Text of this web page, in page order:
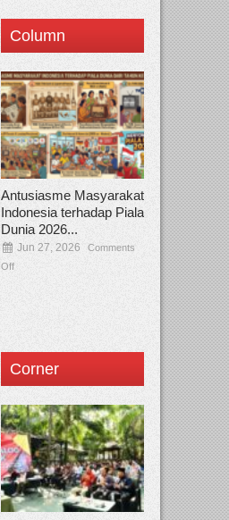
Column
Antusiasme Masyarakat
Indonesia terhadap Piala
Dunia 2026...
Jun 27, 2026
Comments
Off
Corner